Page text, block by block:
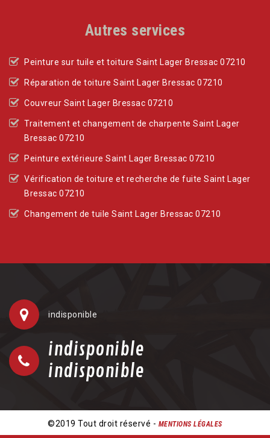
Autres services
Peinture sur tuile et toiture Saint Lager Bressac 07210
Réparation de toiture Saint Lager Bressac 07210
Couvreur Saint Lager Bressac 07210
Traitement et changement de charpente Saint Lager
Bressac 07210
Peinture extérieure Saint Lager Bressac 07210
Vérification de toiture et recherche de fuite Saint Lager
Bressac 07210
Changement de tuile Saint Lager Bressac 07210
indisponible
indisponible
indisponible
©2019 Tout droit réservé - MENTIONS LÉGALES